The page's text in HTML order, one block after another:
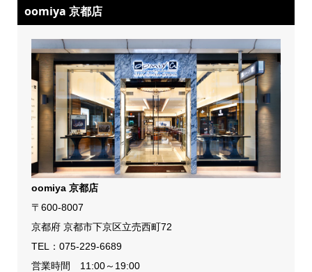
oomiya 京都店
oomiya 京都店
〒600-8007
京都府 京都市下京区立売西町72
TEL： 075-229-6689
営業時間 11:00～19:00